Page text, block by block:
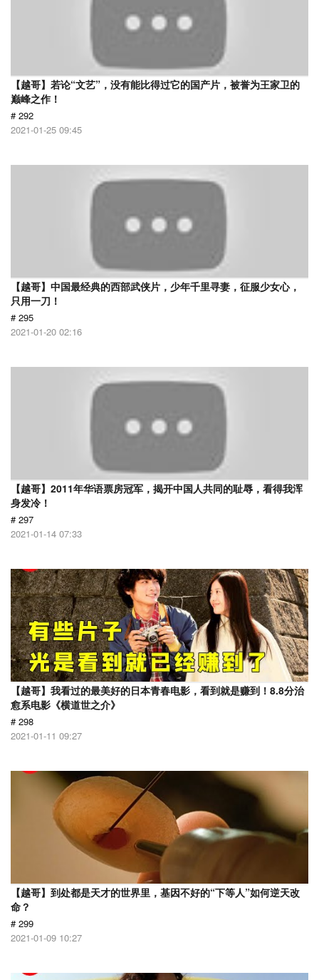
【越哥】若论“文艺”，没有能比得过它的国产片，被誉为王家卫的
巅峰之作！
# 292
2021-01-25 09:45
【越哥】中国最经典的西部武侠片，少年千里寻妻，征服少女心，
只用一刀！
# 295
2021-01-20 02:16
【越哥】2011年华语票房冠军，揭开中国人共同的耻辱，看得我浑
身发冷！
# 297
2021-01-14 07:33
【越哥】我看过的最美好的日本青春电影，看到就是赚到！8.8分治
愈系电影《横道世之介》
# 298
2021-01-11 09:27
【越哥】到处都是天才的世界里，基因不好的“下等人”如何逆天改
命？
# 299
2021-01-09 10:27